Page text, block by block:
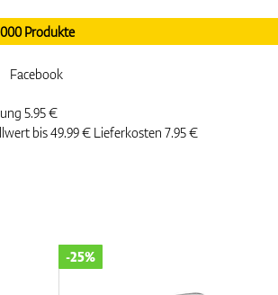
Produkte
Facebook
5.95 €
bis 49.99 € Lieferkosten 7.95 €
-25%